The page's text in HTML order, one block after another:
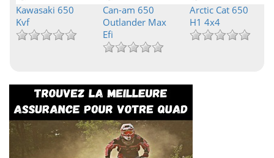
Kawasaki 650
Kvf
Can-am 650
Outlander Max
Efi
Arctic Cat 650
H1 4x4